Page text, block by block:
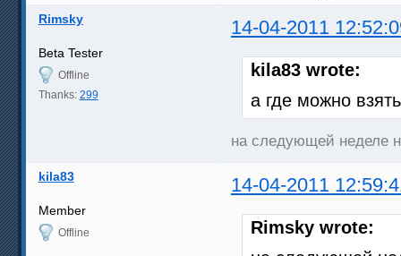
Rimsky 14-04-2011
Beta Tester
Offline
Thanks: 299
kila83 wrote:
а где можно
на следующей неделе
kila83 14-04-2011
Member
Offline
Rimsky wrote: